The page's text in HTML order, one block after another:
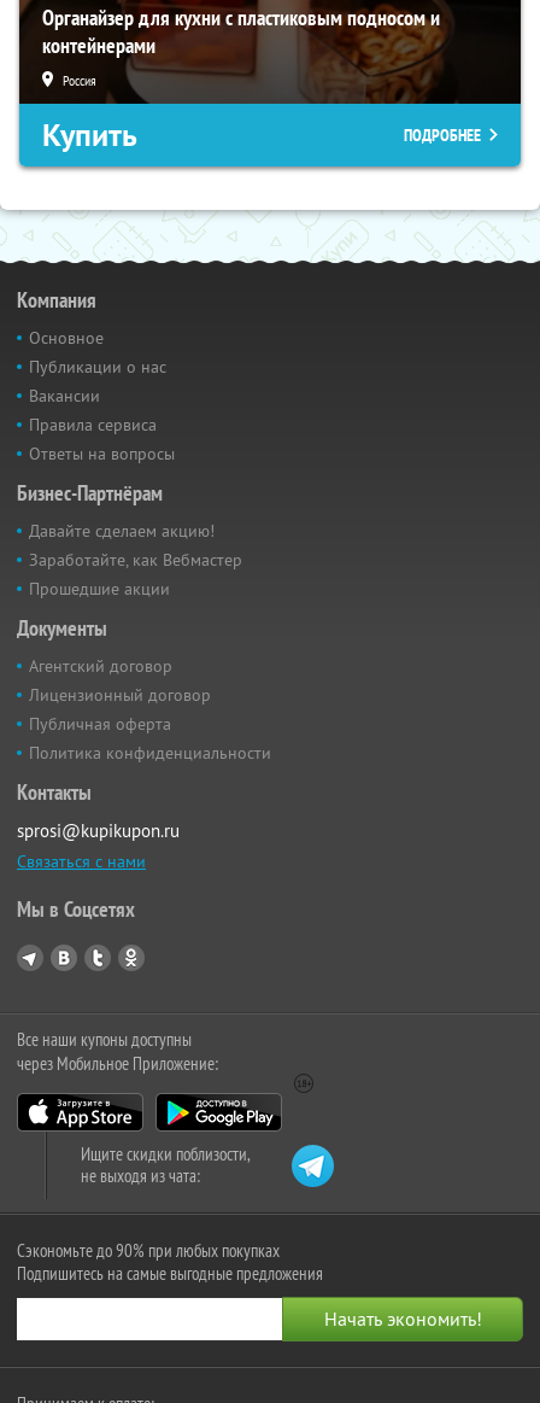
Органайзер для кухни с пластиковым подносом и
контейнерами
Россия
Купить ПОДРОБНЕЕ
Компания
Основное
Публикации о нас
Вакансии
Правила сервиса
Ответы на вопросы
Бизнес-Партнёрам
Давайте сделаем акцию!
Заработайте, как Вебмастер
Прошедшие акции
Документы
Агентский договор
Лицензионный договор
Публичная оферта
Политика конфиденциальности
Контакты
sprosi@kupikupon.ru
Связаться с нами
Мы в Соцсетях
Все наши купоны доступны
через Мобильное Приложение:
Ищите скидки поблизости,
не выходя из чата:
Сэкономьте до 90% при любых покупках
Подпишитесь на самые выгодные предложения